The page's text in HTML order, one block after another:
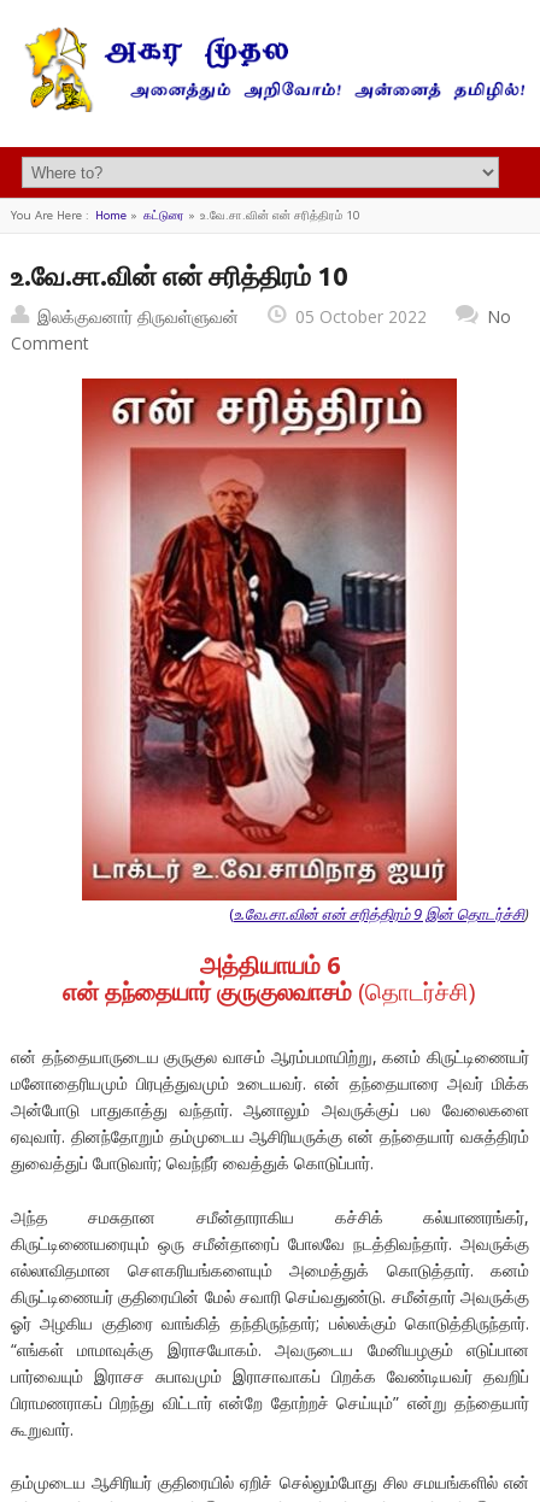
You Are Here : Home» கட்டுரை » உ.வே.சா.வின் என் சரித்திரம் 10
உ.வே.சா.வின் என் சரித்திரம் 10
இலக்குவனார் திருவள்ளுவன் 05 October 2022
No
Comment
(உ.வே.சா.வின் என் சரித்திரம் 9 இன் தொடர்ச்சி)
அத்தியாயம் 6
என் தந்தையார் குருகுலவாசம் (தொடர்ச்சி)
என் தந்தையாருடைய குருகுல வாசம் ஆரம்பமாயிற்று, கனம் கிருட்டிணையர்
மனோதைரியமும் பிரபுத்துவமும் உடையவர். என் தந்தையாரை அவர் மிக்க
அன்போடு பாதுகாத்து வந்தார். ஆனாலும் அவருக்குப் பல வேலைகளை
ஏவுவார். தினந்தோறும் தம்முடைய ஆசிரியருக்கு என் தந்தையார் வசுத்திரம்
துவைத்துப் போடுவார்; வெந்நீர் வைத்துக் கொடுப்பார்.
அந்த சமசுதான சமீன்தாராகிய கச்சிக் கல்யாணரங்கர்,
கிருட்டிணையரையும் ஒரு சமீன்தாரைப் போலவே நடத்திவந்தார். அவருக்கு
எல்லாவிதமான சௌகரியங்களையும் அமைத்துக் கொடுத்தார். கனம்
கிருட்டிணையர் குதிரையின் மேல் சவாரி செய்வதுண்டு. சமீன்தார் அவருக்கு
ஓர் அழகிய குதிரை வாங்கித் தந்திருந்தார்; பல்லக்கும் கொடுத்திருந்தார்.
“எங்கள் மாமாவுக்கு இராசயோகம். அவருடைய மேனியழகும் எடுப்பான
பார்வையும் இராசச சுபாவமும் இராசாவாகப் பிறக்க வேண்டியவர் தவறிப்
பிராமணராகப் பிறந்து விட்டார் என்றே தோற்றச் செய்யும்” என்று தந்தையார்
கூறுவார்.
தம்முடைய ஆசிரியர் குதிரையில் ஏறிச் செல்லும்போது சில சமயங்களில் என்